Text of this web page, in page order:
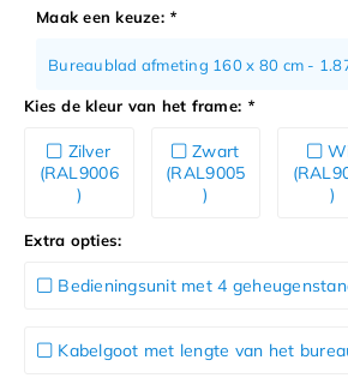
Maak een keuze: *
Bureaublad afmeting 160 x 80 cm -
Kies de kleur van het frame: *
Zilver
(RAL9006
)
Zwart
(RAL9005
)
)
Extra opties:
Bedieningsunit met 4
Kabelgoot met lengte van het